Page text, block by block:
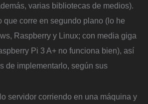
varias bibliotecas de medios).
que corre en segundo plano (lo he
Raspberry y Linux; con media giga
Pi 3 A+ no funciona bien), así
de implementarlo, según sus
servidor corriendo en una máquina y